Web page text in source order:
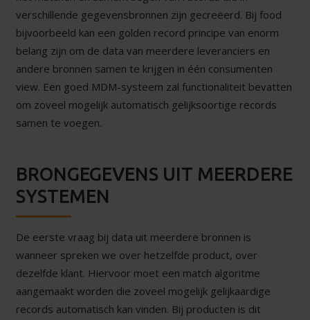
verschillende gegevensbronnen zijn gecreëerd. Bij food
bijvoorbeeld kan een golden record principe van enorm
belang zijn om de data van meerdere leveranciers en
andere bronnen samen te krijgen in één consumenten
view. Een goed MDM-systeem zal functionaliteit bevatten
om zoveel mogelijk automatisch gelijksoortige records
samen te voegen.
BRONGEGEVENS UIT MEERDERE
SYSTEMEN
De eerste vraag bij data uit meerdere bronnen is
wanneer spreken we over hetzelfde product, over
dezelfde klant. Hiervoor moet een match algoritme
aangemaakt worden die zoveel mogelijk gelijkaardige
records automatisch kan vinden. Bij producten is dit